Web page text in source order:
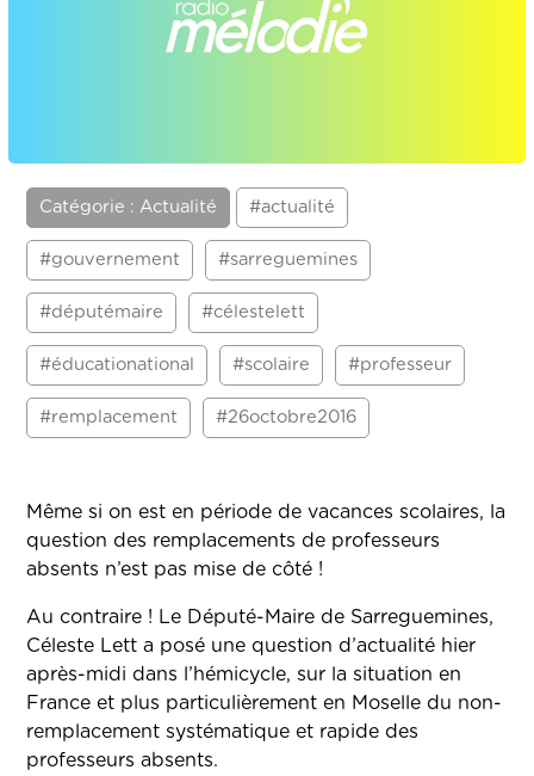
Catégorie : Actualité #actualité
#gouvernement #sarreguemines
#députémaire #célestelett
#éducationational #scolaire #professeur
#remplacement #26octobre2016
Même si on est en période de vacances scolaires, la
question des remplacements de professeurs
absents n’est pas mise de côté !
Au contraire ! Le Député-Maire de Sarreguemines,
Céleste Lett a posé une question d’actualité hier
après-midi dans l’hémicycle, sur la situation en
France et plus particulièrement en Moselle du non-
remplacement systématique et rapide des
professeurs absents.